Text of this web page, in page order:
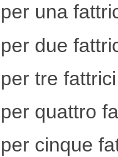
per una
per due
per tre
per quattro
per cinque